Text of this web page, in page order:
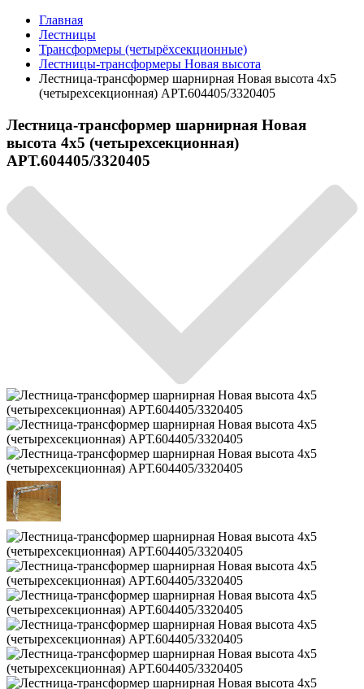
Главная
Лестницы
Трансформеры (четырёхсекционные)
Лестницы-трансформеры Новая высота
Лестница-трансформер шарнирная Новая высота 4х5
(четырехсекционная) АРТ.604405/3320405
Лестница-трансформер шарнирная Новая
высота 4х5 (четырехсекционная)
АРТ.604405/3320405